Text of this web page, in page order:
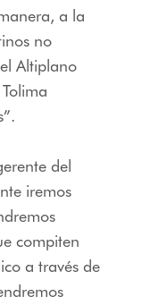
a la
no
Altiplano
del
iremos
compiten
a través de